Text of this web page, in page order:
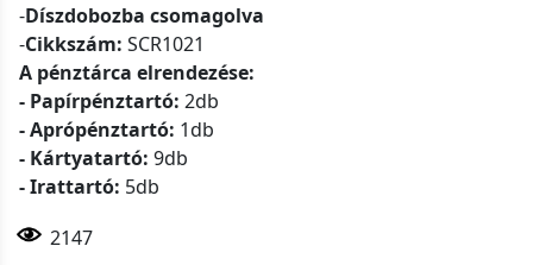
-Díszdobozba csomagolva
-Cikkszám: SCR1021
A pénztárca elrendezése:
- Papírpénztartó: 2db
- Aprópénztartó: 1db
- Kártyatartó: 9db
- Irattartó: 5db
2147